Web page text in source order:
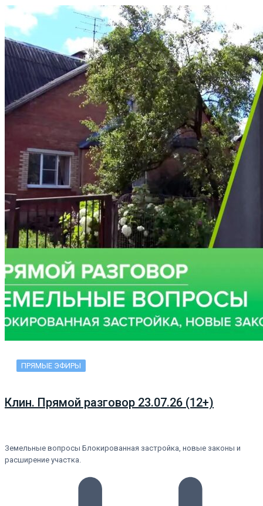
ПРЯМЫЕ ЭФИРЫ
Клин. Прямой разговор 23.07.26 (12+)
Земельные вопросы Блокированная застройка, новые законы и
расширение участка.